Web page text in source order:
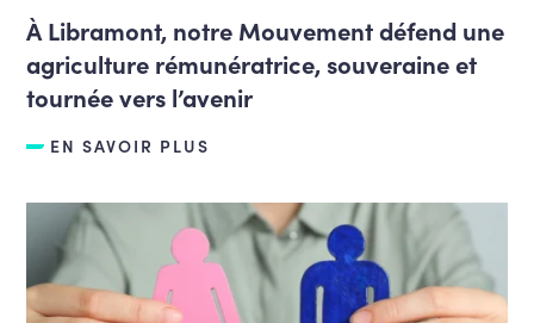
À Libramont, notre Mouvement défend une
agriculture rémunératrice, souveraine et
tournée vers l’avenir
EN SAVOIR PLUS